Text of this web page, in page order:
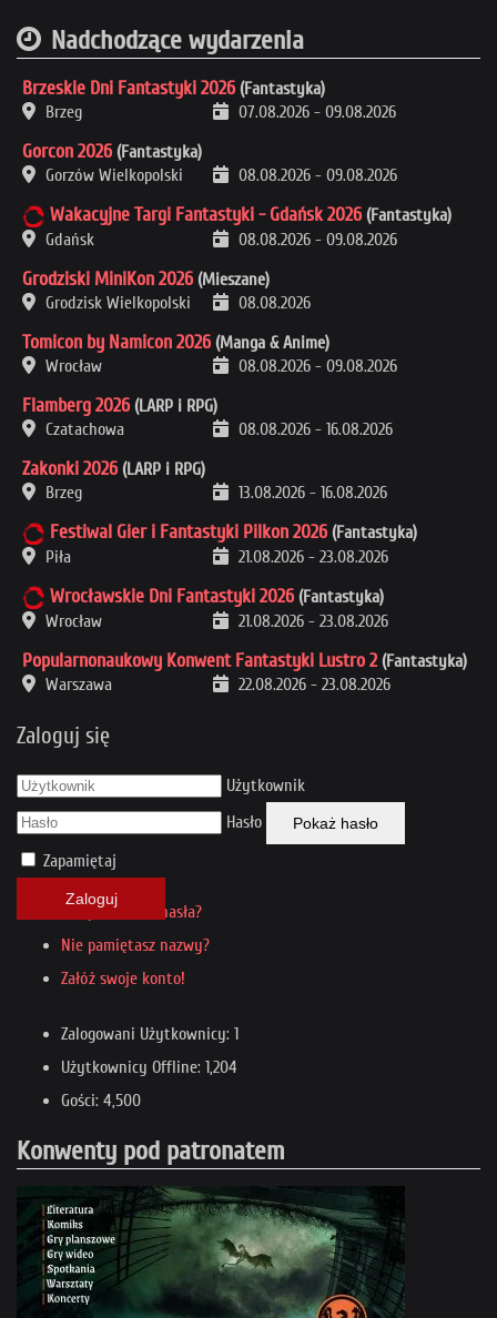
Nadchodzące wydarzenia
Brzeskie Dni Fantastyki 2026 (Fantastyka)
Brzeg
07.08.2026 - 09.08.2026
Gorcon 2026 (Fantastyka)
Gorzów Wielkopolski
08.08.2026 - 09.08.2026
Wakacyjne Targi Fantastyki - Gdańsk 2026 (Fantastyka)
Gdańsk
08.08.2026 - 09.08.2026
Grodziski MiniKon 2026 (Mieszane)
Grodzisk Wielkopolski
08.08.2026
Tomicon by Namicon 2026 (Manga & Anime)
Wrocław
08.08.2026 - 09.08.2026
Flamberg 2026 (LARP i RPG)
Czatachowa
08.08.2026 - 16.08.2026
Zakonki 2026 (LARP i RPG)
Brzeg
13.08.2026 - 16.08.2026
Festiwal Gier i Fantastyki Pilkon 2026 (Fantastyka)
Piła
21.08.2026 - 23.08.2026
Wrocławskie Dni Fantastyki 2026 (Fantastyka)
Wrocław
21.08.2026 - 23.08.2026
Popularnonaukowy Konwent Fantastyki Lustro 2 (Fantastyka)
Warszawa
22.08.2026 - 23.08.2026
Zaloguj się
Użytkownik
Hasło
Pokaż hasło
Zapamiętaj
Zaloguj
Nie pamiętasz hasła?
Nie pamiętasz nazwy?
Załóż swoje konto!
Zalogowani Użytkownicy: 1
Użytkownicy Offline: 1,204
Gości: 4,500
Konwenty pod patronatem